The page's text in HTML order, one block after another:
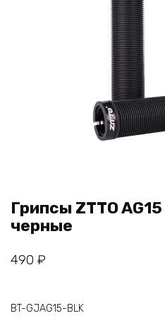
Грипсы ZTTO
черные
490 ₽
BT-GJAG15-BLK